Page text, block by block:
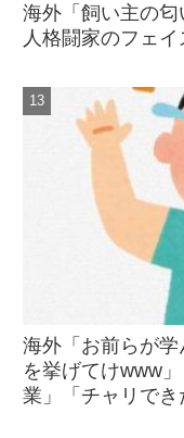
海外「飼い主の
人格闘家のフェ
海外「お前らが
を挙げてけwww
業」「チャリでき